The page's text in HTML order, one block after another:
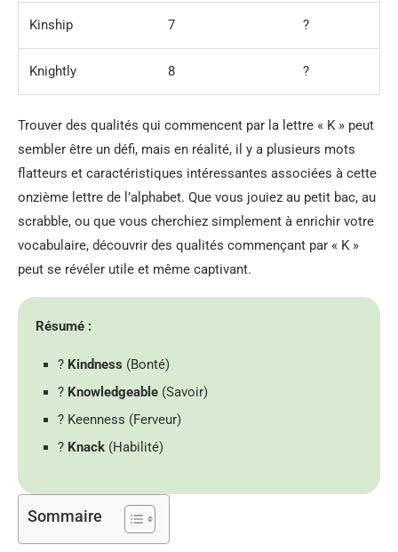
Kinship 7 ?
Knightly 8 ?️
Trouver des qualités qui commencent par la lettre « K » peut
sembler être un défi, mais en réalité, il y a plusieurs mots
flatteurs et caractéristiques intéressantes associées à cette
onzième lettre de l’alphabet. Que vous jouiez au petit bac, au
scrabble, ou que vous cherchiez simplement à enrichir votre
vocabulaire, découvrir des qualités commençant par « K »
peut se révéler utile et même captivant.
Résumé :
? Kindness (Bonté)
? Knowledgeable (Savoir)
? Keenness (Ferveur)
? Knack (Habilité)
Sommaire